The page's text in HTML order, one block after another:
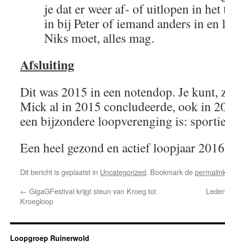
je dat er weer af- of uitlopen in het
in bij Peter of iemand anders in
Niks moet, alles mag.
Afsluiting
Dit was 2015 in een notendop. Je kunt,
Mick al in 2015 concludeerde, ook in
een bijzondere loopverenging is:
Een heel gezond en actief loopjaar
Dit bericht is geplaatst in Uncategorized. Bookmark de
← GigaGFestival krijgt steun van Kroeg tot
Kroegloop
Loopgroep Ruinerwold